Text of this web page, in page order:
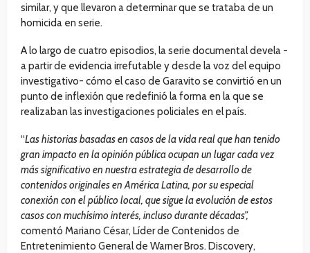
similar, y que llevaron a determinar que se trataba de un
homicida en serie.
A lo largo de cuatro episodios, la serie documental devela -
a partir de evidencia irrefutable y desde la voz del equipo
investigativo- cómo el caso de Garavito se convirtió en un
punto de inflexión que redefinió la forma en la que se
realizaban las investigaciones policiales en el país.
“Las historias basadas en casos de la vida real que han tenido
gran impacto en la opinión pública ocupan un lugar cada vez
más significativo en nuestra estrategia de desarrollo de
contenidos originales en América Latina, por su especial
conexión con el público local, que sigue la evolución de estos
casos con muchísimo interés, incluso durante décadas”,
comentó Mariano César, Líder de Contenidos de
Entretenimiento General de Warner Bros. Discovery,